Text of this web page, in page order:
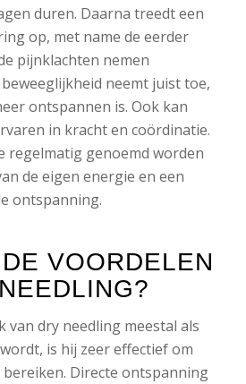
duren. Daarna treedt een
op, met name de eerder
pijnklachten nemen
neemt juist toe,
ontspannen is. Ook kan
in kracht en coördinatie.
regelmatig genoemd worden
de eigen energie en een
ontspanning.
VOORDELEN
van dry needling meestal als
is hij zeer effectief om
Directe ontspanning